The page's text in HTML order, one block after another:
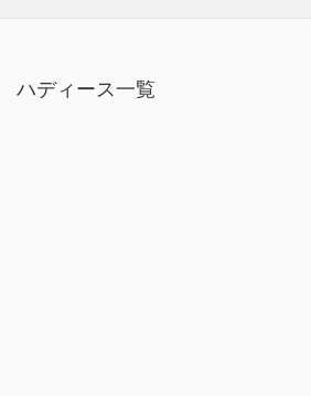
ハディース一覧